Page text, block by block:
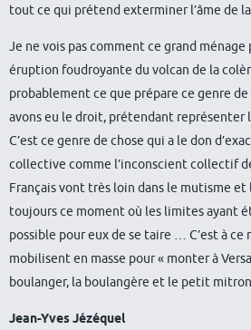
tout ce qui prétend exterminer l’âme de
Je ne vois pas comment ce grand ménage
éruption foudroyante du volcan de la
probablement ce que prépare ce genre
avons eu le droit, prétendant représenter
C’est ce genre de chose qui a le don
collective comme l’inconscient collectif
Français vont très loin dans le mutisme et
toujours ce moment où les limites ayant
possible pour eux de se taire … C’est à ce
mobilisent en masse pour « monter à
boulanger, la boulangère et le petit
Jean-Yves Jézéquel